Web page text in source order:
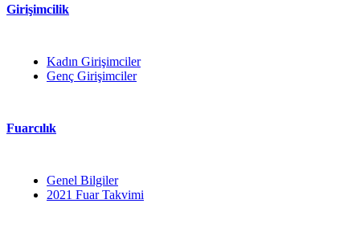
Girişimcilik
Kadın Girişimciler
Genç Girişimciler
Fuarcılık
Genel Bilgiler
2021 Fuar Takvimi